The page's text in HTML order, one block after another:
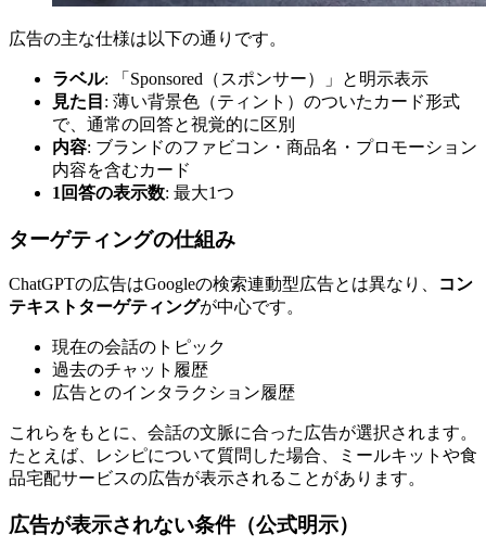
広告の主な仕様は以下の通りです。
ラベル: 「Sponsored（スポンサー）」と明示表示
見た目 : 薄い背景色（ティント）のついたカード形式
で、通常の回答と視覚的に区別
内容: ブランドのファビコン・商品名・プロモーション
内容を含むカード
1回答の表示数: 最大1つ
ターゲティングの仕組み
ChatGPTの広告はGoogleの検索連動型広告とは異なり、
コン
テキストターゲティングが中心です。
現在の会話のトピック
過去のチャット履歴
広告とのインタラクション履歴
これらをもとに、会話の文脈に合った広告が選択されます。
たとえば、レシピについて質問した場合、ミールキットや食
品宅配サービスの広告が表示されることがあります。
広告が表示されない条件（公式明示）